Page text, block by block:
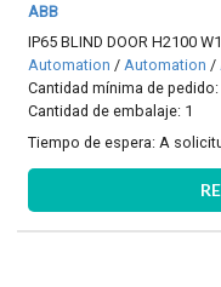
ABB
IP65 BLIND DOOR H2100
Automation /Automation /
Cantidad mínima de pedido:
Cantidad de embalaje: 1
Tiempo de espera: A